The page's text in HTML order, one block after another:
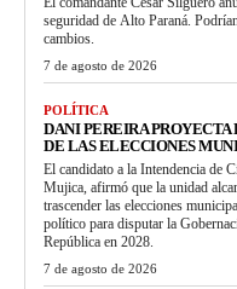
seguridad de Alto Paraná.
cambios.
7 de agosto de 2026
POLÍTICA
DANI PEREIRA
DE LAS ELECCIONES
El candidato a la Intendencia de
Mujica, afirmó que la unidad
trascender las elecciones
político para disputar la
República en 2028.
7 de agosto de 2026